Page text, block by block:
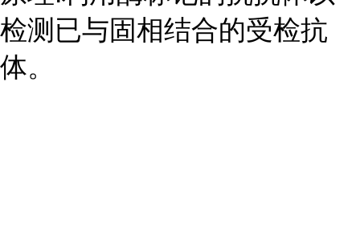
检测已与固相结合的受检抗
体。